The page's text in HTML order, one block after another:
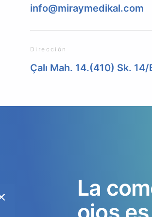
info@miraymedikal.com
Dirección
Çalı Mah. 14.(410) Sk.
La